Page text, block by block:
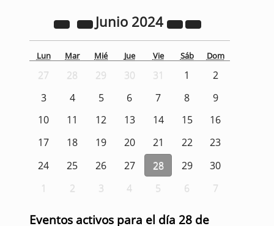
Junio 2024
Lun Mar Mié Jue Vie Sáb Dom
27 28 29 30 31 1
2
3
4 5 6 7 8
9
10
11 12 13 14 15
16
17
18 19 20 21 22
23
24
25 26 27 28 29
30
1
2 3 4 5 6 7
Eventos activos para el día 28 de